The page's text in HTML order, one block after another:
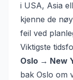
i USA, Asia
kjenne de
feil ved
Viktigste
Oslo → New
bak Oslo om